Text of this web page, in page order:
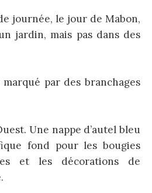
journée, le jour de Mabon,
jardin, mais pas dans des
par des branchages
Une nappe d’autel bleu
fond pour les bougies
et les décorations de